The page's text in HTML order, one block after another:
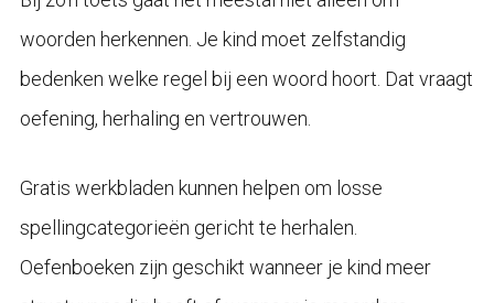
woorden herkennen. Je kind moet zelfstandig
bedenken welke regel bij een woord hoort. Dat vraagt
oefening, herhaling en vertrouwen.
Gratis werkbladen kunnen helpen om losse
spellingcategorieën gericht te herhalen.
Oefenboeken zijn geschikt wanneer je kind meer